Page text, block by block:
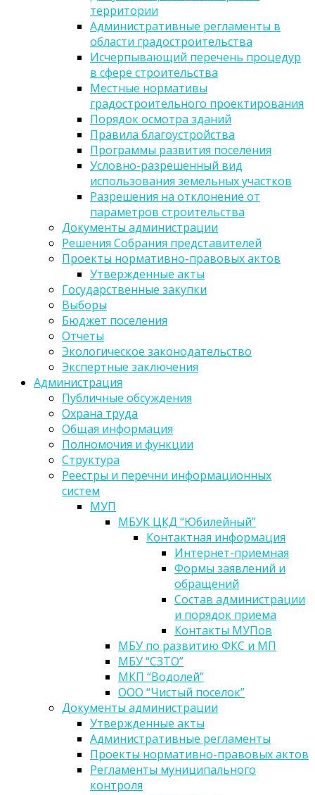
территории
Административные регламенты в
области градостроительства
Исчерпывающий перечень процедур
в сфере строительства
Местные нормативы
градостроительного проектирования
Порядок осмотра зданий
Правила благоустройства
Программы развития поселения
Условно-разрешенный вид
использования земельных участков
Разрешения на отклонение от
параметров строительства
Документы администрации
Решения Собрания представителей
Проекты нормативно-правовых актов
Утвержденные акты
Государственные закупки
Выборы
Бюджет поселения
Отчеты
Экологическое законодательство
Экспертные заключения
Администрация
Публичные обсуждения
Охрана труда
Общая информация
Полномочия и функции
Структура
Реестры и перечни информационных
систем
МУП
МБУК ЦКД “Юбилейный”
Контактная информация
Интернет-приемная
Формы заявлений и
обращений
Состав администрации
и порядок приема
Контакты МУПов
МБУ по развитию ФКС и МП
МБУ “СЗТО”
МКП “Водолей”
ООО “Чистый поселок”
Документы администрации
Утвержденные акты
Административные регламенты
Проекты нормативно-правовых актов
Регламенты муниципального
контроля